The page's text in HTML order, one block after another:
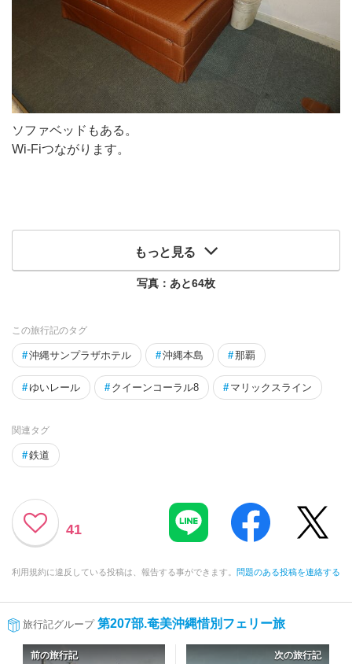
ソファベッドもある。
Wi-Fiつながります。
もっと見る
写真：あと64枚
この旅行記のタグ
#沖縄サンプラザホテル #沖縄本島 #那覇
#ゆいレール # クイーンコーラル8 # マリックスライン
関連タグ
#鉄道
41
利用規約に違反している投稿は、報告する事ができます。 問題のある投稿を連絡する
旅行記グループ 第207部.奄美沖縄惜別フェリー旅
前の旅行記 次の旅行記